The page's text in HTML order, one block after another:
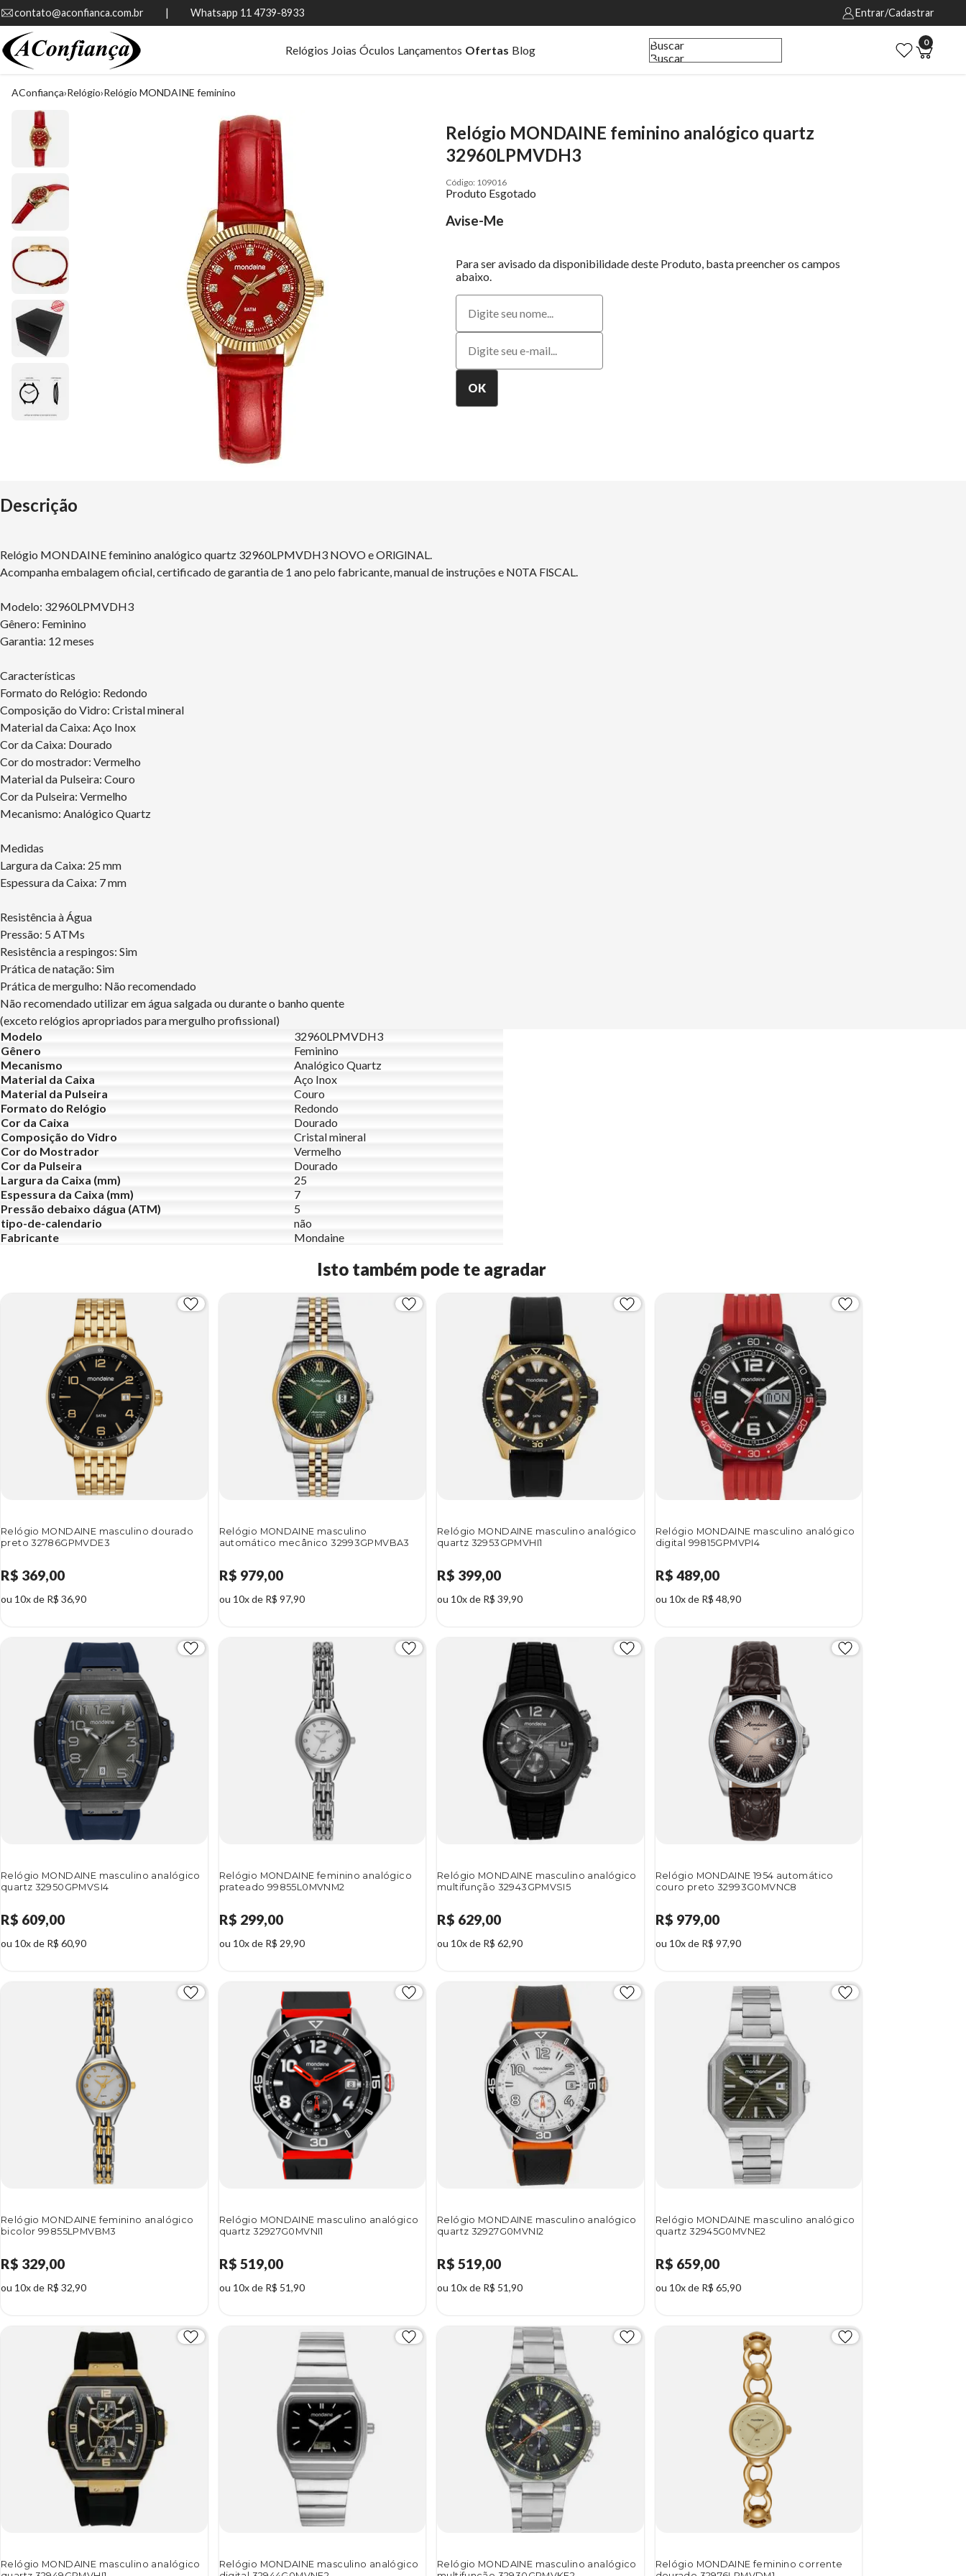
contato@aconfianca.com.br          |          Whatsapp 11 4739-8933 Entrar/Cadastrar
Relógios Joias Óculos Lançamentos Ofertas Blog
Buscar
Buscar
0
AConfiança Relógio Relógio MONDAINE feminino
Relógio MONDAINE feminino analógico quartz
32960LPMVDH3
109016
Produto Esgotado
Avise-Me
Para ser avisado da disponibilidade deste Produto, basta preencher os campos
abaixo.
Descrição
Relógio MONDAINE feminino analógico quartz 32960LPMVDH3 NOVO e ORlGlNAL.
Acompanha embalagem oficial, certificado de garantia de 1 ano pelo fabricante, manual de instruções e N0TA FlSCAL.
Modelo: 32960LPMVDH3
Gênero: Feminino
Garantia: 12 meses
Características
Formato do Relógio: Redondo
Composição do Vidro: Cristal mineral
Material da Caixa: Aço Inox
Cor da Caixa: Dourado
Cor do mostrador: Vermelho
Material da Pulseira: Couro
Cor da Pulseira: Vermelho
Mecanismo: Analógico Quartz
Medidas
Largura da Caixa: 25 mm
Espessura da Caixa: 7 mm
Resistência à Água
Pressão: 5 ATMs
Resistência a respingos: Sim
Prática de natação: Sim
Prática de mergulho: Não recomendado
Não recomendado utilizar em água salgada ou durante o banho quente
(exceto relógios apropriados para mergulho profissional)
Modelo
32960LPMVDH3
Gênero
Feminino
Mecanismo
Analógico Quartz
Material da Caixa
Aço Inox
Material da Pulseira
Couro
Formato do Relógio
Redondo
Cor da Caixa
Dourado
Composição do Vidro
Cristal mineral
Cor do Mostrador
Vermelho
Cor da Pulseira
Dourado
Largura da Caixa (mm)
25
Espessura da Caixa (mm)
7
Pressão debaixo dágua (ATM)
5
tipo-de-calendario
não
Fabricante
Mondaine
Isto também pode te agradar
Relógio MONDAINE masculino dourado
preto 32786GPMVDE3
R$ 369,00
ou 10x de R$ 36,90
Relógio MONDAINE masculino
automático mecânico 32993GPMVBA3
R$ 979,00
ou 10x de R$ 97,90
Relógio MONDAINE masculino analógico
quartz 32953GPMVHI1
R$ 399,00
ou 10x de R$ 39,90
Relógio MONDAINE masculino analógico
digital 99815GPMVPI4
R$ 489,00
ou 10x de R$ 48,90
Relógio MONDAINE masculino analógico
quartz 32950GPMVSI4
R$ 609,00
ou 10x de R$ 60,90
Relógio MONDAINE feminino analógico
prateado 99855L0MVNM2
R$ 299,00
ou 10x de R$ 29,90
Relógio MONDAINE masculino analógico
multifunção 32943GPMVSI5
R$ 629,00
ou 10x de R$ 62,90
Relógio MONDAINE 1954 automático
couro preto 32993G0MVNC8
R$ 979,00
ou 10x de R$ 97,90
Relógio MONDAINE feminino analógico
bicolor 99855LPMVBM3
R$ 329,00
ou 10x de R$ 32,90
Relógio MONDAINE masculino analógico
quartz 32927G0MVNI1
R$ 519,00
ou 10x de R$ 51,90
Relógio MONDAINE masculino analógico
quartz 32927G0MVNI2
R$ 519,00
ou 10x de R$ 51,90
Relógio MONDAINE masculino analógico
quartz 32945G0MVNE2
R$ 659,00
ou 10x de R$ 65,90
Relógio MONDAINE masculino analógico
Relógio MONDAINE masculino analógico
Relógio MONDAINE masculino analógico
Relógio MONDAINE feminino corrente